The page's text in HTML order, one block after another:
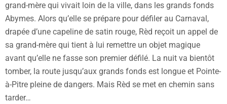
grand-mère qui vivait loin de la ville, dans les grands fonds
Abymes. Alors qu’elle se prépare pour défiler au Carnaval,
drapée d’une capeline de satin rouge, Rèd reçoit un appel de
sa grand-mère qui tient à lui remettre un objet magique
avant qu’elle ne fasse son premier défilé. La nuit va bientôt
tomber, la route jusqu’aux grands fonds est longue et Pointe-
à-Pitre pleine de dangers. Mais Rèd se met en chemin sans
tarder…